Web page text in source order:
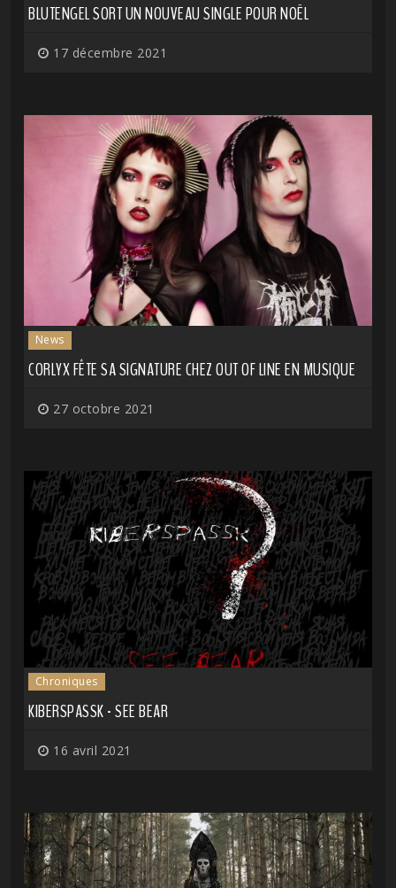
BLUTENGEL SORT UN NOUVEAU SINGLE POUR NOËL
17 décembre 2021
News
CORLYX FÊTE SA SIGNATURE CHEZ OUT OF LINE EN MUSIQUE
27 octobre 2021
Chroniques
KIBERSPASSK - SEE BEAR
16 avril 2021